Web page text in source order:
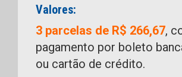
Valores:
3 parcelas de R$ 266,67,
pagamento por boleto
ou cartão de crédito.